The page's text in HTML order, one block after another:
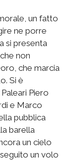
un fatto
ne porre
si presenta
non
che marcia
Si è
Piero
e Marco
pubblica
barella
un cielo
un volo